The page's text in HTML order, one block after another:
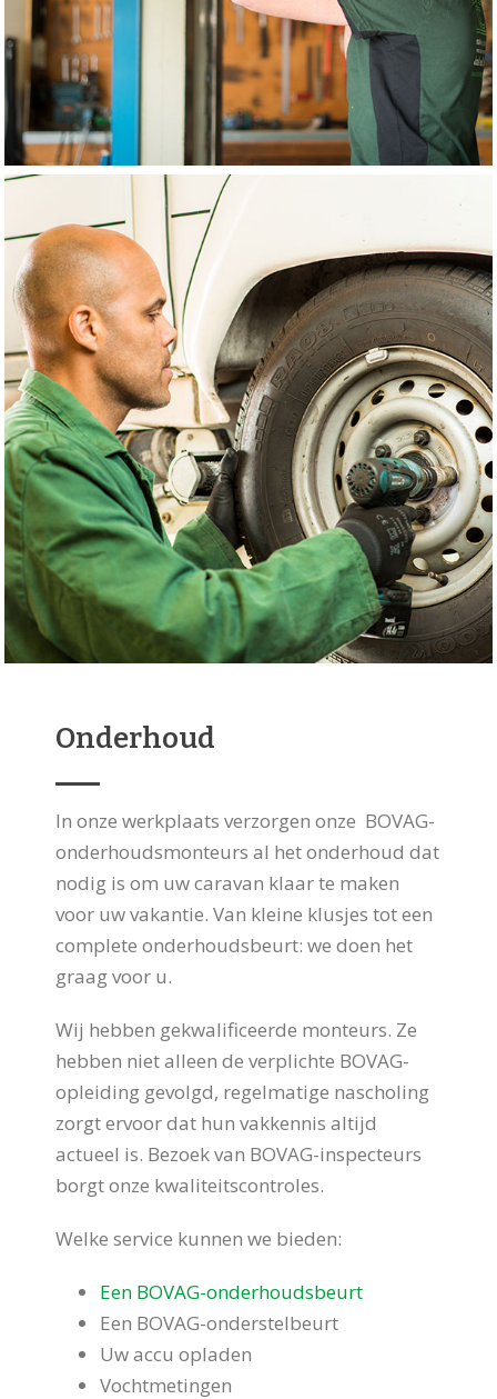
Onderhoud
In onze werkplaats verzorgen onze BOVAG-
onderhoudsmonteurs al het onderhoud dat
nodig is om uw caravan klaar te maken
voor uw vakantie. Van kleine klusjes tot een
complete onderhoudsbeurt: we doen het
graag voor u.
Wij hebben gekwalificeerde monteurs. Ze
hebben niet alleen de verplichte BOVAG-
opleiding gevolgd, regelmatige nascholing
zorgt ervoor dat hun vakkennis altijd
actueel is. Bezoek van BOVAG-inspecteurs
borgt onze kwaliteitscontroles.
Welke service kunnen we bieden:
Een BOVAG-onderhoudsbeurt
Een BOVAG-onderstelbeurt
Uw accu opladen
Vochtmetingen